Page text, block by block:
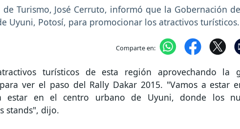
Turismo, José Cerruto, informó que la Gobernación
Uyuni, Potosí, para promocionar los atractivos turísticos.
Comparte en:
turísticos de esta región aprovechando la
ver el paso del Rally Dakar 2015. "Vamos a estar
estar en el centro urbano de Uyuni, donde los
stands", dijo.